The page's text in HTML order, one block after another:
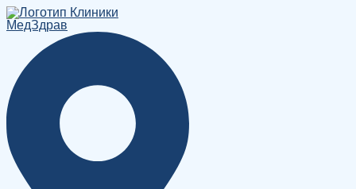
Перейти
к
содержимому